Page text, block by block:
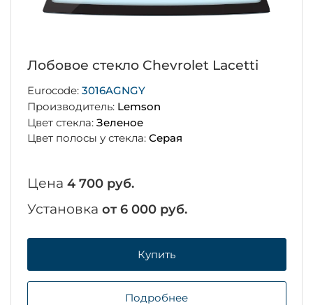
Лобовое стекло Chevrolet Lacetti
Eurocode: 3016AGNGY
Производитель: Lemson
Цвет стекла: Зеленое
Цвет полосы у стекла: Серая
Цена 4 700 руб.
Установка от 6 000 руб.
Купить
Подробнее